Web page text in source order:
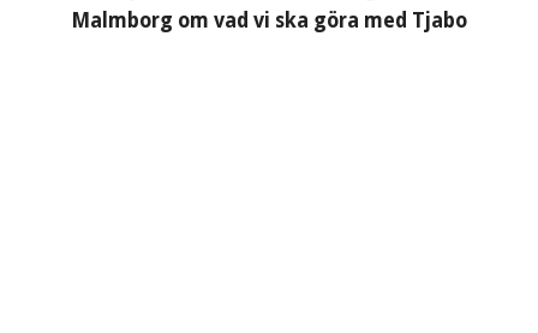
Malmborg om vad vi ska göra med Tjabo